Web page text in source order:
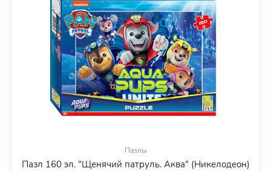
Пазлы
Пазл 160 эл. "Щенячий патруль. Аква" (Никелодеон)